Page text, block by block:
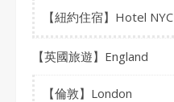
【紐約住宿】Hotel NYC
【英國旅遊】England
【倫敦】London